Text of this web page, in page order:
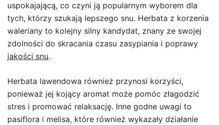
uspokajającą, co czyni ją popularnym wyborem dla
tych, którzy szukają lepszego snu. Herbata z korzenia
waleriany to kolejny silny kandydat, znany ze swojej
zdolności do skracania czasu zasypiania i poprawy
jakości snu.
Herbata lawendowa również przynosi korzyści,
ponieważ jej kojący aromat może pomóc złagodzić
stres i promować relaksację. Inne godne uwagi to
pasiflora i melisa, które również wykazały działanie